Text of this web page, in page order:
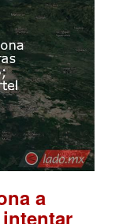
a